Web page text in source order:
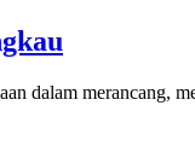
dalam merancang,